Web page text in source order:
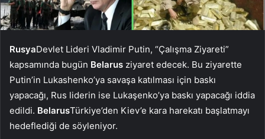
RusyaDevlet Lideri Vladimir Putin, “Çalışma Ziyareti”
kapsamında bugün Belarus ziyaret edecek. Bu ziyarette
Putin’in Lukashenko’ya savaşa katılması için baskı
yapacağı, Rus liderin ise Lukaşenko’ya baskı yapacağı iddia
edildi. BelarusTürkiye’den Kiev’e kara harekatı başlatmayı
hedeflediği de söyleniyor.